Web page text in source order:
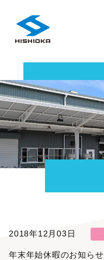
2018年12月03日
年末年始休暇のお知らせ